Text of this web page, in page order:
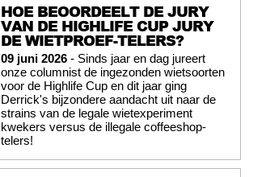
HOE BEOORDEELT DE JURY
VAN DE HIGHLIFE CUP JURY
DE WIETPROEF-TELERS?
09 juni 2026 - Sinds jaar en dag jureert
onze columnist de ingezonden wietsoorten
voor de Highlife Cup en dit jaar ging
Derrick's bijzondere aandacht uit naar de
strains van de legale wietexperiment
kwekers versus de illegale coffeeshop-
telers!